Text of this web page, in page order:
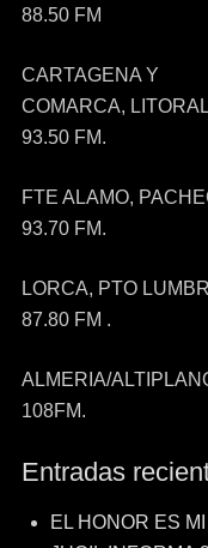
88.50 FM
CARTAGENA Y
COMARCA,
93.50 FM.
FTE ALAMO,
93.70 FM.
LORCA, PTO
87.80 FM .
ALMERIA/
108FM.
Entradas
EL HONOR ES